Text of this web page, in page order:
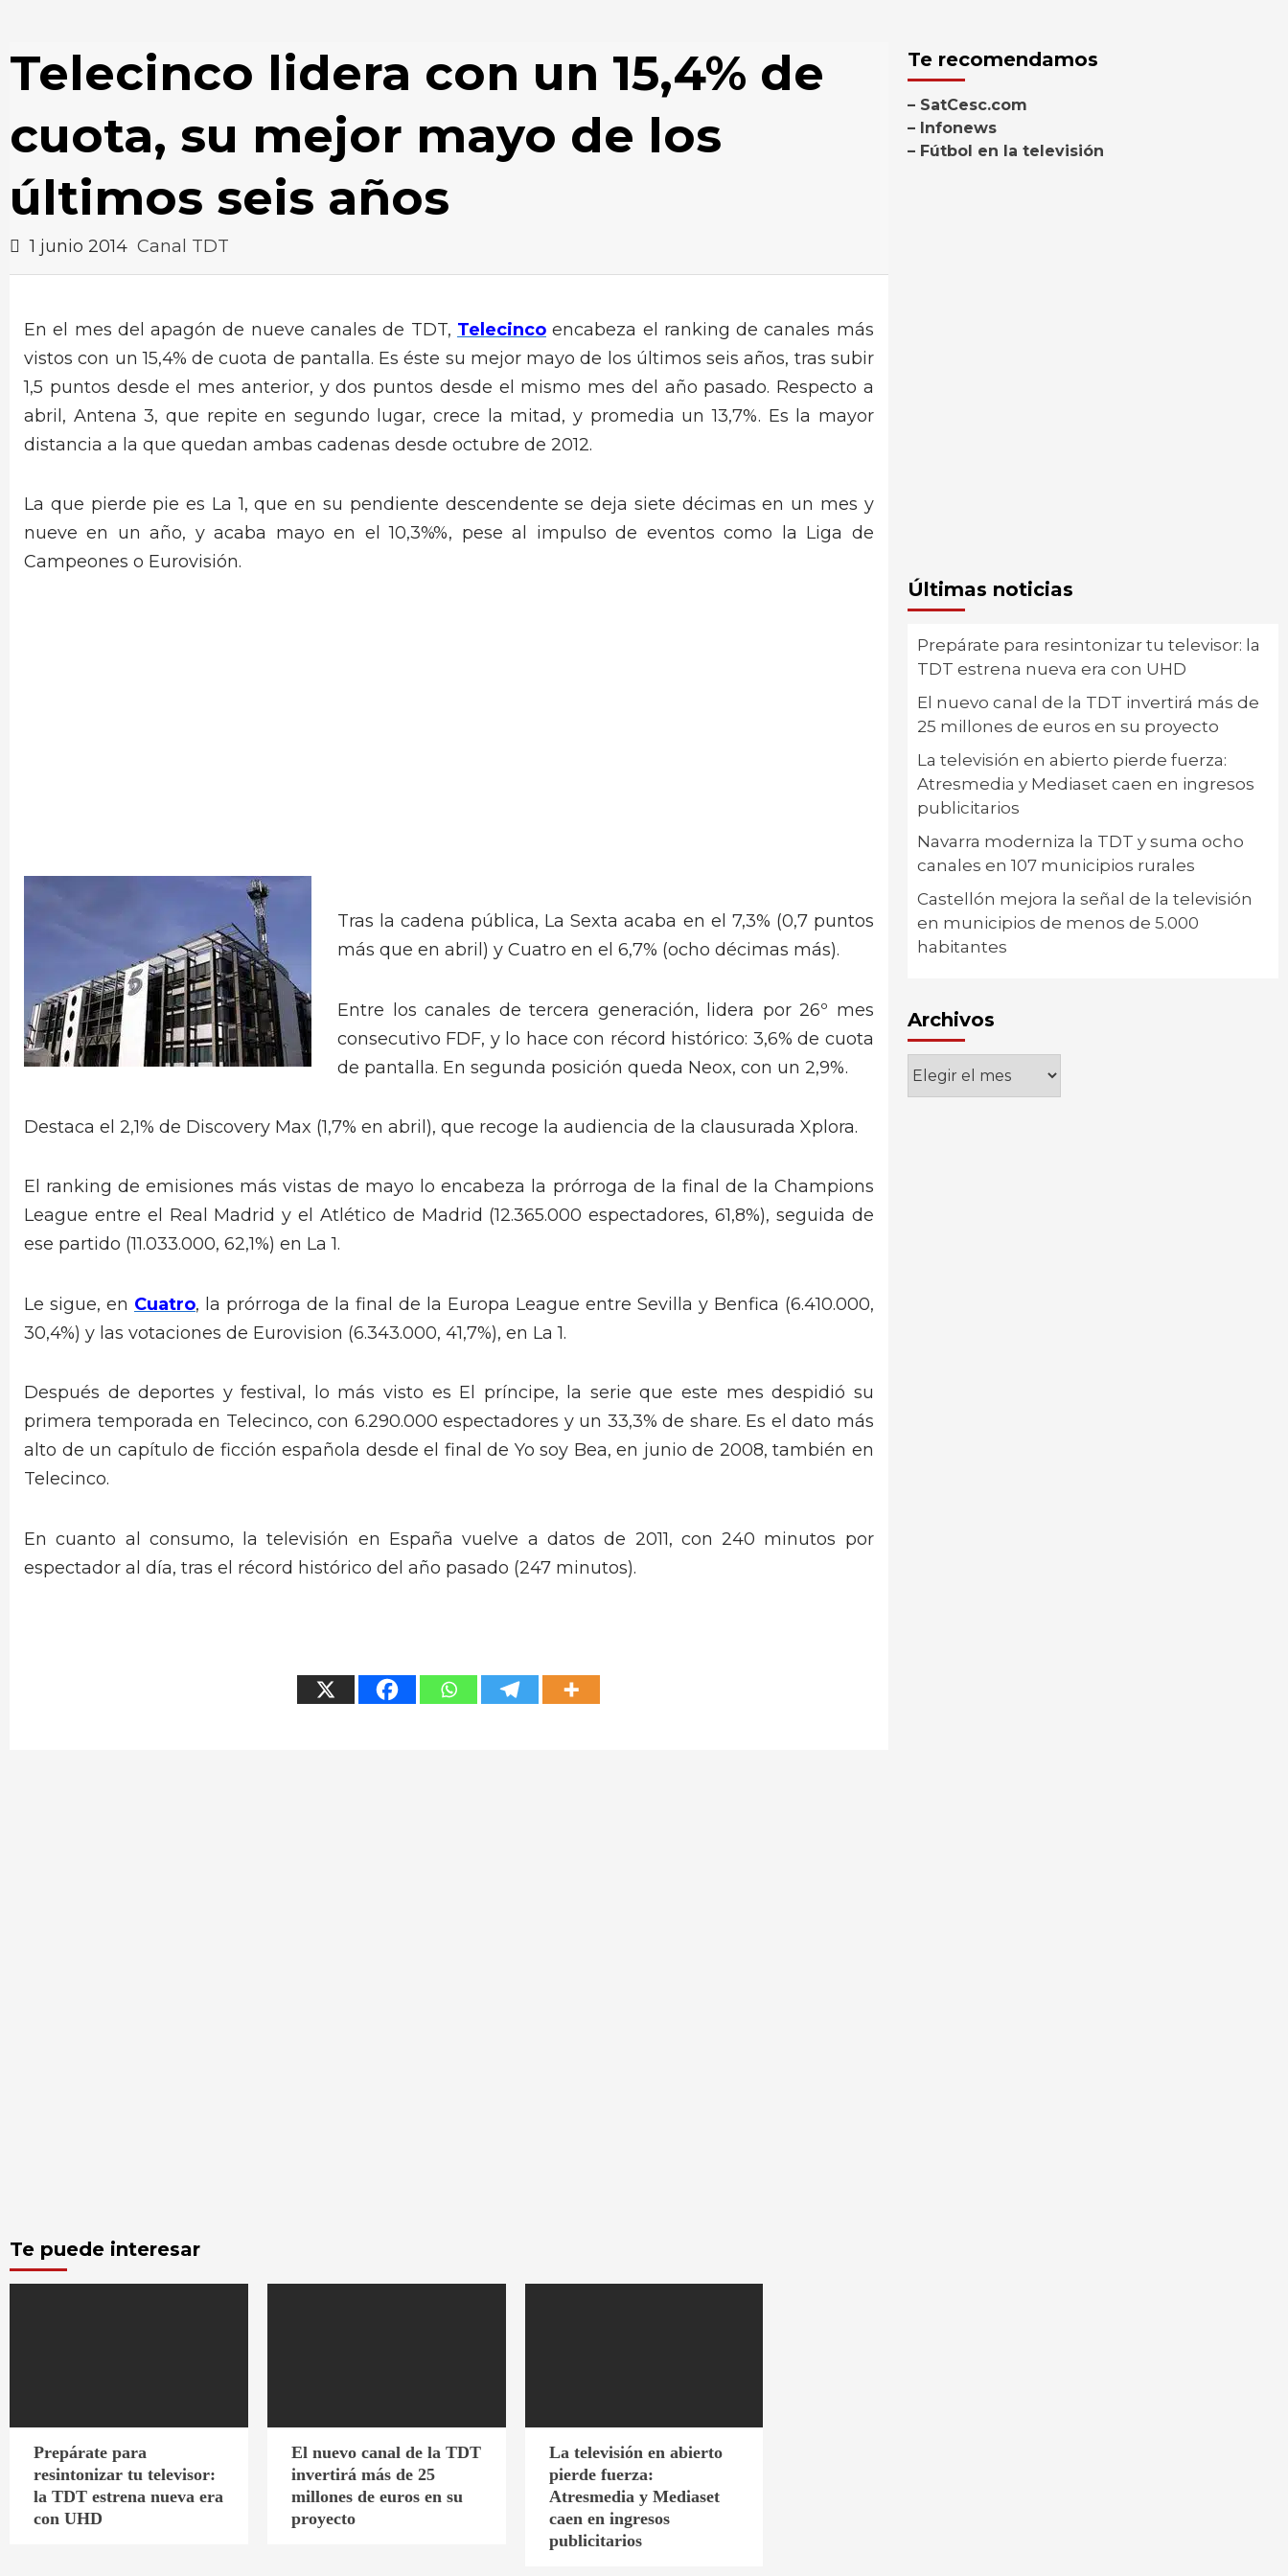
Telecinco lidera con un 15,4% de
cuota, su mejor mayo de los
últimos seis años
1 junio 2014 Canal TDT
En el mes del apagón de nueve canales de TDT, Telecinco encabeza el ranking de canales más
vistos con un 15,4% de cuota de pantalla. Es éste su mejor mayo de los últimos seis años, tras subir
1,5 puntos desde el mes anterior, y dos puntos desde el mismo mes del año pasado. Respecto a
abril, Antena 3, que repite en segundo lugar, crece la mitad, y promedia un 13,7%. Es la mayor
distancia a la que quedan ambas cadenas desde octubre de 2012.
La que pierde pie es La 1, que en su pendiente descendente se deja siete décimas en un mes y
nueve en un año, y acaba mayo en el 10,3%%, pese al impulso de eventos como la Liga de
Campeones o Eurovisión.
Tras la cadena pública, La Sexta acaba en el 7,3% (0,7 puntos
más que en abril) y Cuatro en el 6,7% (ocho décimas más).
Entre los canales de tercera generación, lidera por 26º mes
consecutivo FDF, y lo hace con récord histórico: 3,6% de cuota
de pantalla. En segunda posición queda Neox, con un 2,9%.
Destaca el 2,1% de Discovery Max (1,7% en abril), que recoge la audiencia de la clausurada Xplora.
El ranking de emisiones más vistas de mayo lo encabeza la prórroga de la final de la Champions
League entre el Real Madrid y el Atlético de Madrid (12.365.000 espectadores, 61,8%), seguida de
ese partido (11.033.000, 62,1%) en La 1.
Le sigue, en Cuatro, la prórroga de la final de la Europa League entre Sevilla y Benfica (6.410.000,
30,4%) y las votaciones de Eurovision (6.343.000, 41,7%), en La 1.
Después de deportes y festival, lo más visto es El príncipe, la serie que este mes despidió su
primera temporada en Telecinco, con 6.290.000 espectadores y un 33,3% de share. Es el dato más
alto de un capítulo de ficción española desde el final de Yo soy Bea, en junio de 2008, también en
Telecinco.
En cuanto al consumo, la televisión en España vuelve a datos de 2011, con 240 minutos por
espectador al día, tras el récord histórico del año pasado (247 minutos).
Te recomendamos
– SatCesc.com
– Infonews
– Fútbol en la televisión
Últimas noticias
Prepárate para resintonizar tu televisor: la
TDT estrena nueva era con UHD
El nuevo canal de la TDT invertirá más de
25 millones de euros en su proyecto
La televisión en abierto pierde fuerza:
Atresmedia y Mediaset caen en ingresos
publicitarios
Navarra moderniza la TDT y suma ocho
canales en 107 municipios rurales
Castellón mejora la señal de la televisión
en municipios de menos de 5.000
habitantes
Archivos
Archivos
Te puede interesar
Prepárate para
resintonizar tu televisor:
la TDT estrena nueva era
con UHD
El nuevo canal de la TDT
invertirá más de 25
millones de euros en su
proyecto
La televisión en abierto
pierde fuerza:
Atresmedia y Mediaset
caen en ingresos
publicitarios